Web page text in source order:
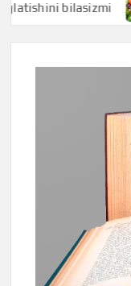
bilasizmi